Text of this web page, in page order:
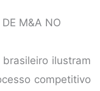
DE M&A NO
ilustram
competitivo